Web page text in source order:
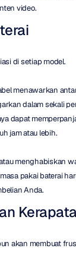
video.
di setiap model.
menawarkan
dalam sekali
dapat
jam atau lebih.
menghabiskan
pakai baterai
Anda.
akan membuat